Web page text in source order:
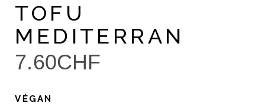
TOFU
MEDITERRAN
7.60CHF
VÉGAN